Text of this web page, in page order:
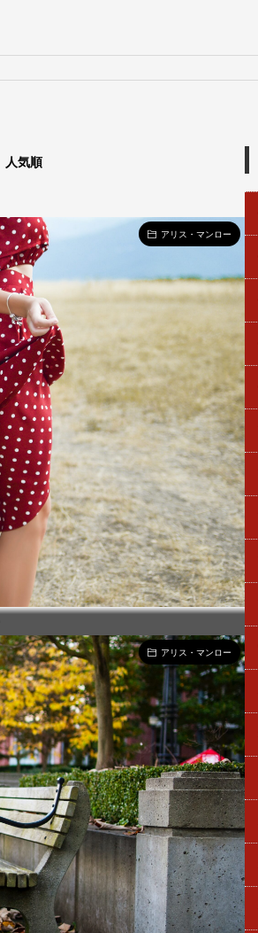
人気順
アリス・マンロー
アリス・マンロー